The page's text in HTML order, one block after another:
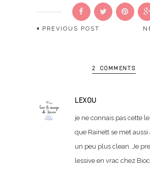
PREVIOUS POST
2 COMMENTS
LEXOU
je ne connais pas cette
que Rainett se met aussi
un peu plus clean. Je
lessive en vrac chez